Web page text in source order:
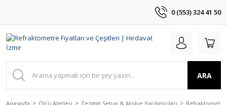
0 (553) 324 41 50
ARA
Anasayfa Ölçü Aletleri Tezgah Setup & Atölye Yardımcıları Refraktometre